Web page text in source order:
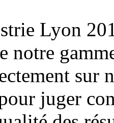
Lyon
notre
sur
juger